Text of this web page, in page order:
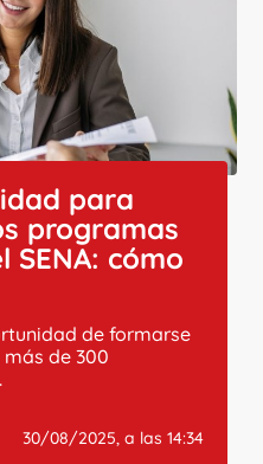
para
programas
SENA: cómo
de formarse
de 300
30/08/2025, a las 14:34